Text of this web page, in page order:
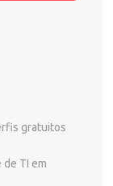
gratuitos
TI em